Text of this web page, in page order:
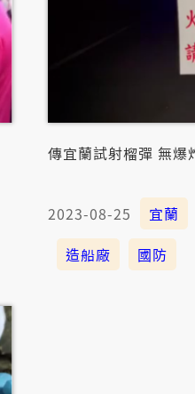
傳宜蘭試射榴彈 無爆
2023-08-25 宜蘭
造船廠
國防